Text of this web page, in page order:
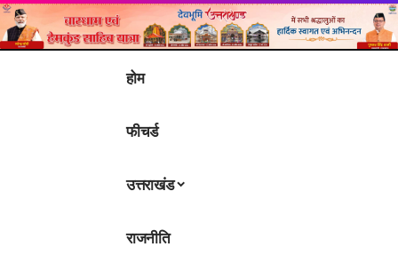
होम
फीचर्ड
उत्तराखंड
राजनीति